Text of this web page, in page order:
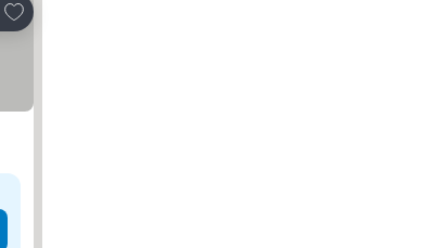
Přidat na seznam oblíbených hotelů